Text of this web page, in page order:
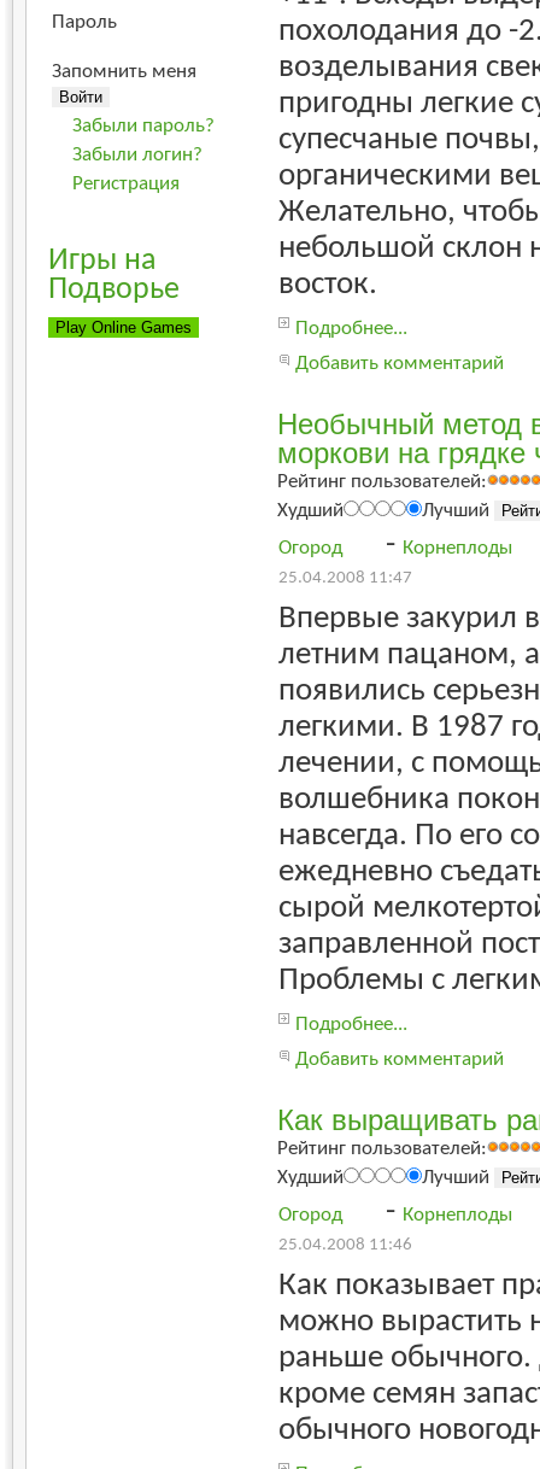
Пароль
Запомнить меня
Забыли пароль?
Забыли логин?
Регистрация
Игры на
Подворье
похолодания до -
возделывания
пригодны легкие
супесчаные
органическими
Желательно,
небольшой склон
восток.
Подробнее...
Добавить комментарий
Необычный метод
моркови на грядке
Рейтинг пользователей:
Худший
Лучший
Огород
- Корнеплоды
25.04.2008 11:47
Впервые закурил
летним пацаном,
появились
легкими. В 1987
лечении, с
волшебника
навсегда. По его
ежедневно
сырой
заправленной
Проблемы с
Подробнее...
Добавить комментарий
Как выращивать
Рейтинг пользователей:
Худший
Лучший
Огород
- Корнеплоды
25.04.2008 11:46
Как показывает
можно вырастить
раньше обычного.
кроме семян
обычного